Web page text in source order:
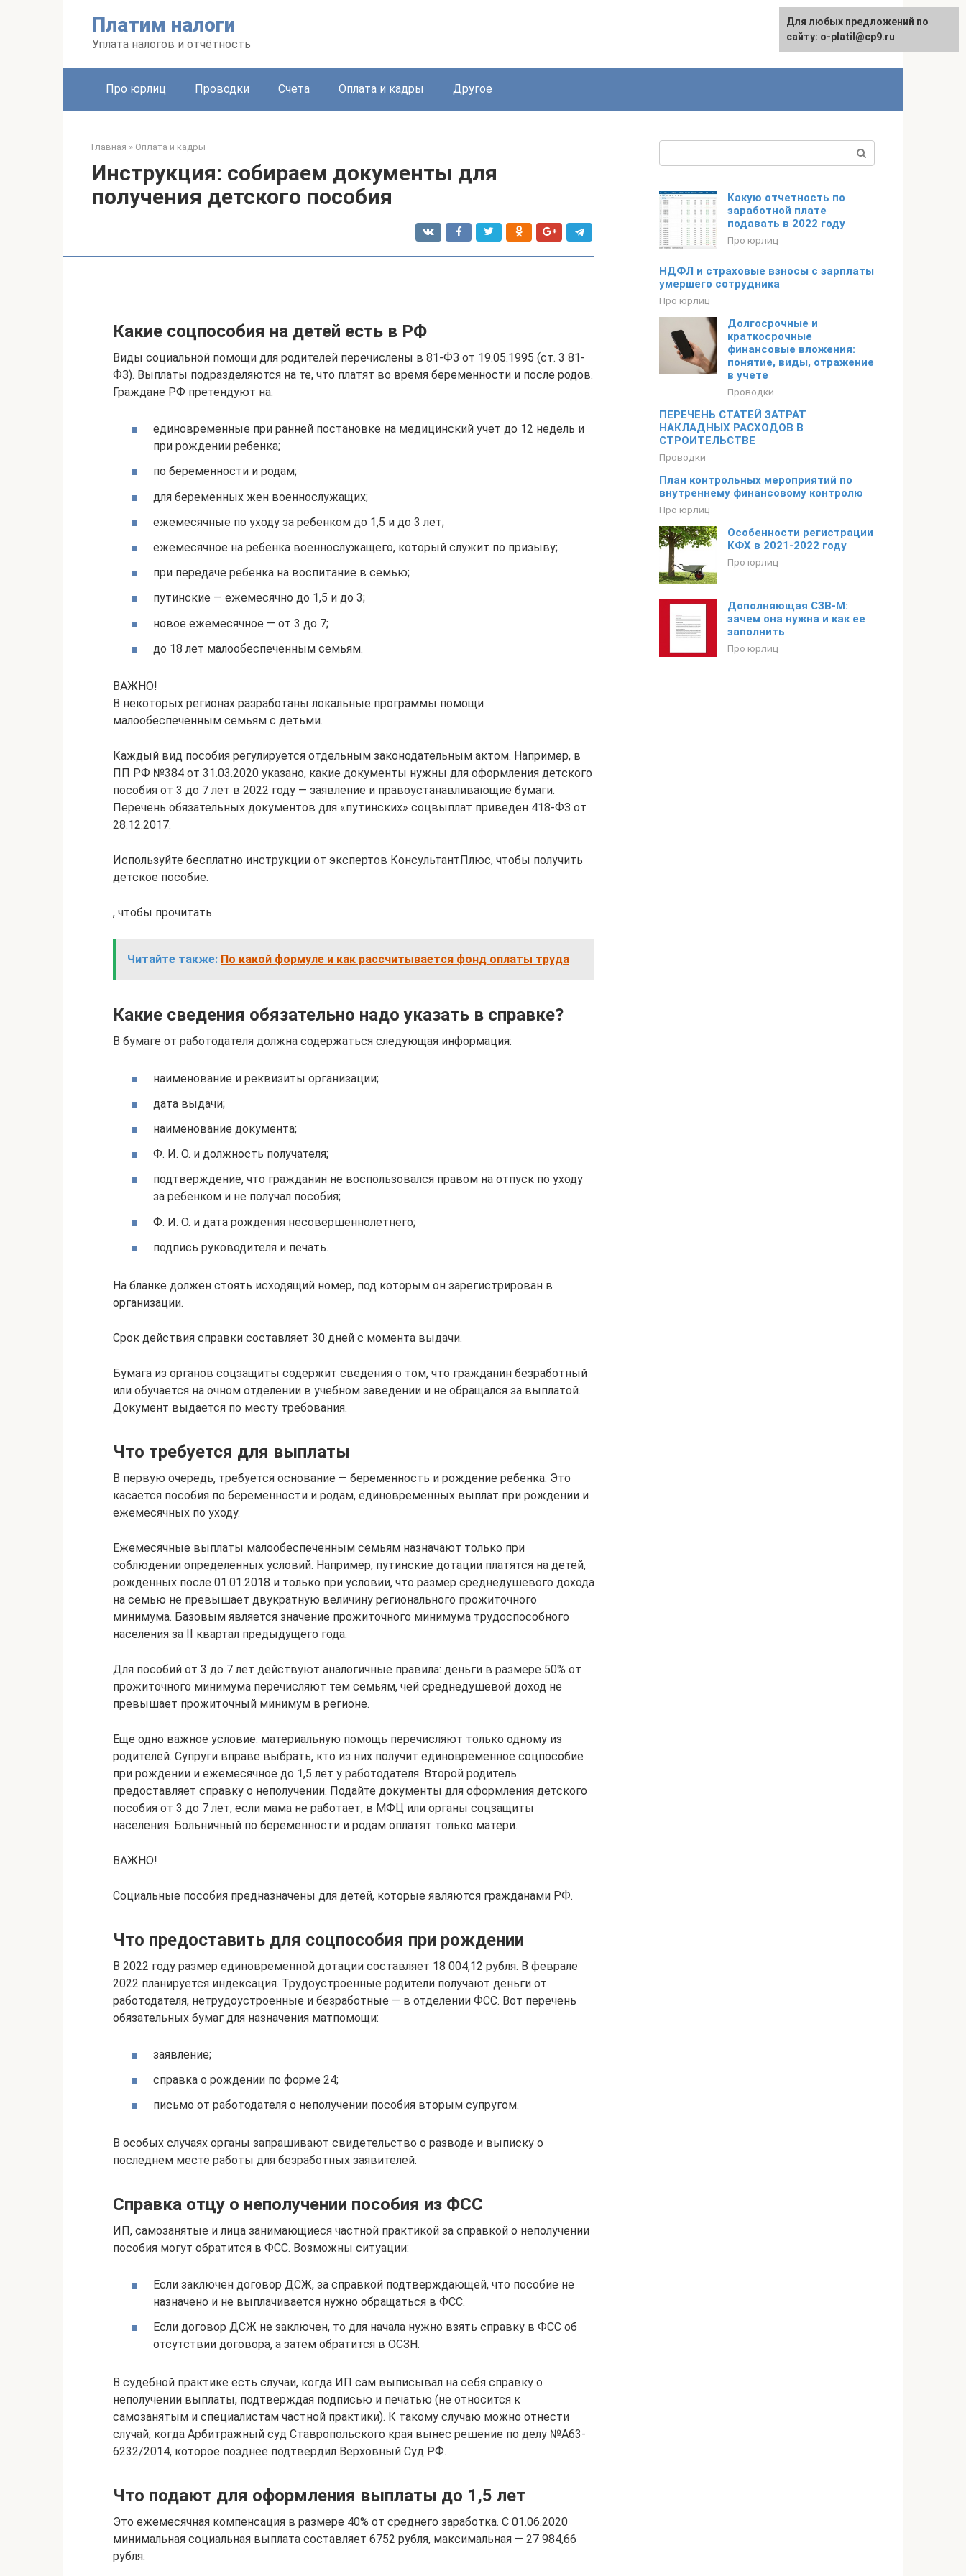
Платим налоги
Уплата налогов и отчётность
Про юрлиц Проводки Счета Оплата и кадры Другое
Главная » Оплата и кадры
Инструкция: собираем документы для
получения детского пособия
Какие соцпособия на детей есть в РФ
Виды социальной помощи для родителей перечислены в 81-ФЗ от 19.05.1995 (ст. 3 81-
ФЗ). Выплаты подразделяются на те, что платят во время беременности и после родов.
Граждане РФ претендуют на:
единовременные при ранней постановке на медицинский учет до 12 недель и
при рождении ребенка;
по беременности и родам;
для беременных жен военнослужащих;
ежемесячные по уходу за ребенком до 1,5 и до 3 лет;
ежемесячное на ребенка военнослужащего, который служит по призыву;
при передаче ребенка на воспитание в семью;
путинские — ежемесячно до 1,5 и до 3;
новое ежемесячное — от 3 до 7;
до 18 лет малообеспеченным семьям.
ВАЖНО!
В некоторых регионах разработаны локальные программы помощи
малообеспеченным семьям с детьми.
Каждый вид пособия регулируется отдельным законодательным актом. Например, в
ПП РФ №384 от 31.03.2020 указано, какие документы нужны для оформления детского
пособия от 3 до 7 лет в 2022 году — заявление и правоустанавливающие бумаги.
Перечень обязательных документов для «путинских» соцвыплат приведен 418-ФЗ от
28.12.2017.
Используйте бесплатно инструкции от экспертов КонсультантПлюс, чтобы получить
детское пособие.
, чтобы прочитать.
Читайте также: По какой формуле и как рассчитывается фонд оплаты труда
Какие сведения обязательно надо указать в справке?
В бумаге от работодателя должна содержаться следующая информация:
наименование и реквизиты организации;
дата выдачи;
наименование документа;
Ф. И. О. и должность получателя;
подтверждение, что гражданин не воспользовался правом на отпуск по уходу
за ребенком и не получал пособия;
Ф. И. О. и дата рождения несовершеннолетнего;
подпись руководителя и печать.
На бланке должен стоять исходящий номер, под которым он зарегистрирован в
организации.
Срок действия справки составляет 30 дней с момента выдачи.
Бумага из органов соцзащиты содержит сведения о том, что гражданин безработный
или обучается на очном отделении в учебном заведении и не обращался за выплатой.
Документ выдается по месту требования.
Что требуется для выплаты
В первую очередь, требуется основание — беременность и рождение ребенка. Это
касается пособия по беременности и родам, единовременных выплат при рождении и
ежемесячных по уходу.
Ежемесячные выплаты малообеспеченным семьям назначают только при
соблюдении определенных условий. Например, путинские дотации платятся на детей,
рожденных после 01.01.2018 и только при условии, что размер среднедушевого дохода
на семью не превышает двукратную величину регионального прожиточного
минимума. Базовым является значение прожиточного минимума трудоспособного
населения за II квартал предыдущего года.
Для пособий от 3 до 7 лет действуют аналогичные правила: деньги в размере 50% от
прожиточного минимума перечисляют тем семьям, чей среднедушевой доход не
превышает прожиточный минимум в регионе.
Еще одно важное условие: материальную помощь перечисляют только одному из
родителей. Супруги вправе выбрать, кто из них получит единовременное соцпособие
при рождении и ежемесячное до 1,5 лет у работодателя. Второй родитель
предоставляет справку о неполучении. Подайте документы для оформления детского
пособия от 3 до 7 лет, если мама не работает, в МФЦ или органы соцзащиты
населения. Больничный по беременности и родам оплатят только матери.
ВАЖНО!
Социальные пособия предназначены для детей, которые являются гражданами РФ.
Что предоставить для соцпособия при рождении
В 2022 году размер единовременной дотации составляет 18 004,12 рубля. В феврале
2022 планируется индексация. Трудоустроенные родители получают деньги от
работодателя, нетрудоустроенные и безработные — в отделении ФСС. Вот перечень
обязательных бумаг для назначения матпомощи:
заявление;
справка о рождении по форме 24;
письмо от работодателя о неполучении пособия вторым супругом.
В особых случаях органы запрашивают свидетельство о разводе и выписку о
последнем месте работы для безработных заявителей.
Справка отцу о неполучении пособия из ФСС
ИП, самозанятые и лица занимающиеся частной практикой за справкой о неполучении
пособия могут обратится в ФСС. Возможны ситуации:
Если заключен договор ДСЖ, за справкой подтверждающей, что пособие не
назначено и не выплачивается нужно обращаться в ФСС.
Если договор ДСЖ не заключен, то для начала нужно взять справку в ФСС об
отсутствии договора, а затем обратится в ОСЗН.
В судебной практике есть случаи, когда ИП сам выписывал на себя справку о
неполучении выплаты, подтверждая подписью и печатью (не относится к
самозанятым и специалистам частной практики). К такому случаю можно отнести
случай, когда Арбитражный суд Ставропольского края вынес решение по делу №А63-
6232/2014, которое позднее подтвердил Верховный Суд РФ.
Что подают для оформления выплаты до 1,5 лет
Это ежемесячная компенсация в размере 40% от среднего заработка. С 01.06.2020
минимальная социальная выплата составляет 6752 рубля, максимальная — 27 984,66
рубля.
Какую отчетность по
заработной плате
подавать в 2022 году
Про юрлиц
НДФЛ и страховые взносы с зарплаты
умершего сотрудника
Про юрлиц
Долгосрочные и
краткосрочные
финансовые вложения:
понятие, виды, отражение
в учете
Проводки
ПЕРЕЧЕНЬ СТАТЕЙ ЗАТРАТ
НАКЛАДНЫХ РАСХОДОВ В
СТРОИТЕЛЬСТВЕ
Проводки
План контрольных мероприятий по
внутреннему финансовому контролю
Про юрлиц
Особенности регистрации
КФХ в 2021-2022 году
Про юрлиц
Дополняющая СЗВ-М:
зачем она нужна и как ее
заполнить
Про юрлиц
Для любых предложений по
сайту: o-platil@cp9.ru